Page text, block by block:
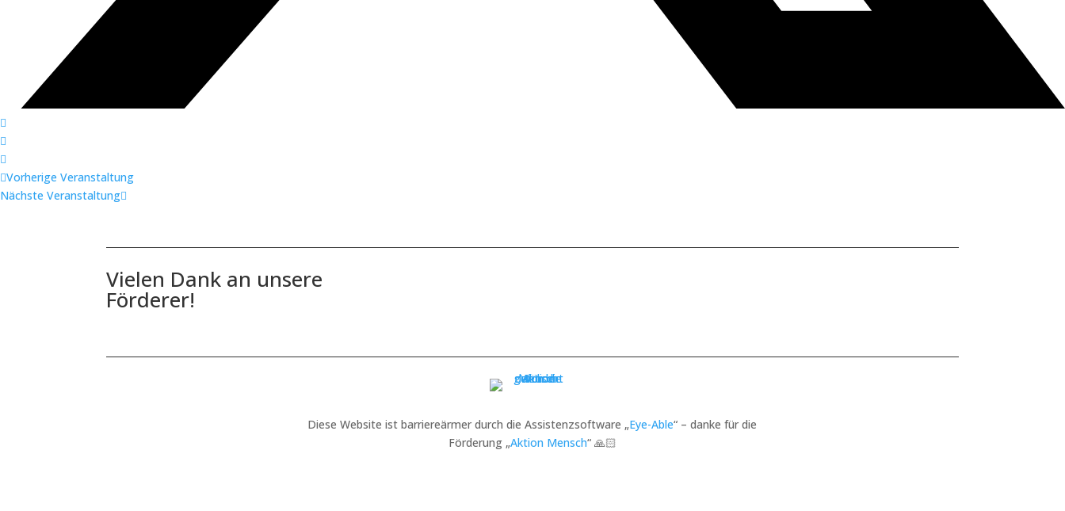
Vorherige Veranstaltung
Nächste Veranstaltung
Vielen Dank an unsere
Förderer!
Diese Website ist barriereärmer durch die Assistenzsoftware „Eye-Able“ – danke für die
Förderung „Aktion Mensch“ 🙏🏻